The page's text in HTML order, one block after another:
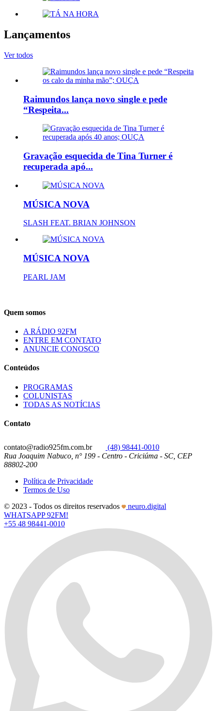
Lançamentos
Ver todos
Raimundos lança novo single e pede
“Respeita...
Gravação esquecida de Tina Turner é
recuperada apó...
MÚSICA NOVA
SLASH FEAT. BRIAN JOHNSON
MÚSICA NOVA
PEARL JAM
Quem somos
A RÁDIO 92FM
ENTRE EM CONTATO
ANUNCIE CONOSCO
Conteúdos
PROGRAMAS
COLUNISTAS
TODAS AS NOTÍCIAS
Contato
contato@radio925fm.com.br
(48) 98441-0010
Rua Joaquim Nabuco, n° 199 - Centro - Criciúma - SC, CEP
88802-200
Política de Privacidade
Termos de Uso
© 2023 - Todos os direitos reservados
neuro.digital
WHATSAPP 92FM!
+55 48 98441-0010